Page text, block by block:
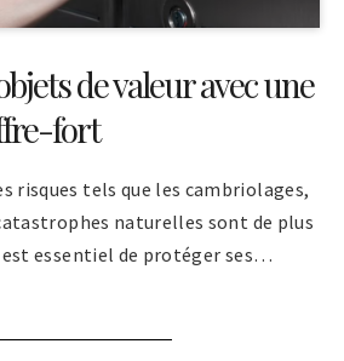
de valeur avec une
fort
risques tels que les cambriolages,
naturelles sont de plus
essentiel de protéger ses…